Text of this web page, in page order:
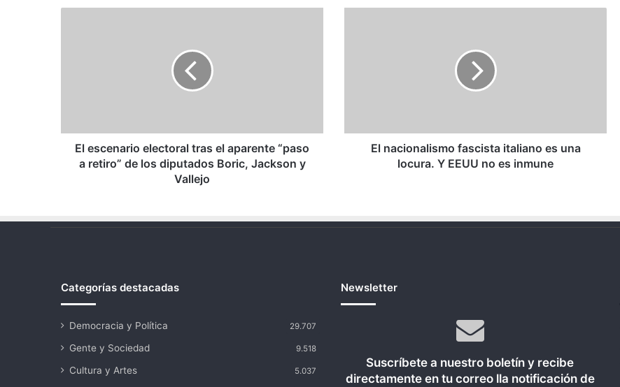
retiro”
y
El escenario electoral tras el aparente “paso
a retiro” de los diputados Boric, Jackson y
Vallejo
EEUU
El nacionalismo fascista italiano es una
locura. Y EEUU no es inmune
Categorías destacadas
Democracia y Política 29.707
Gente y Sociedad 9.518
Cultura y Artes 5.037
Newsletter
Suscríbete a nuestro boletín y recibe
directamente en tu correo lla notificación de